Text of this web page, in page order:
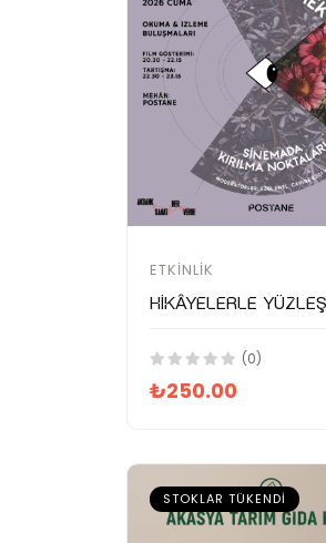
ETKINLIK
(0)
₺250.00
STOKLAR TÜKENDI